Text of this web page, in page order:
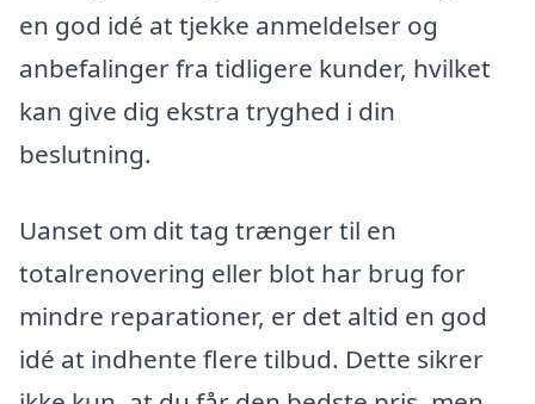
en god idé at tjekke anmeldelser og
anbefalinger fra tidligere kunder, hvilket
kan give dig ekstra tryghed i din
beslutning.
Uanset om dit tag trænger til en
totalrenovering eller blot har brug for
mindre reparationer, er det altid en god
idé at indhente flere tilbud. Dette sikrer